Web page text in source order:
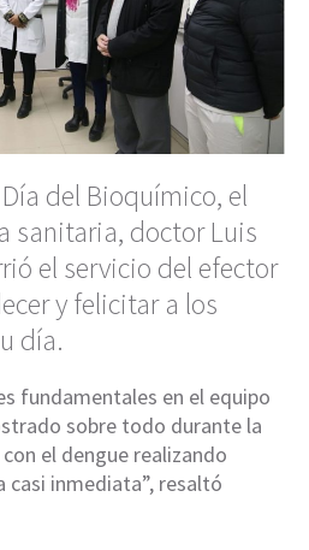
del Bioquímico, el
sanitaria, doctor Luis
el servicio del efector
y felicitar a los
día.
fundamentales en el equipo
sobre todo durante la
el dengue realizando
inmediata”, resaltó